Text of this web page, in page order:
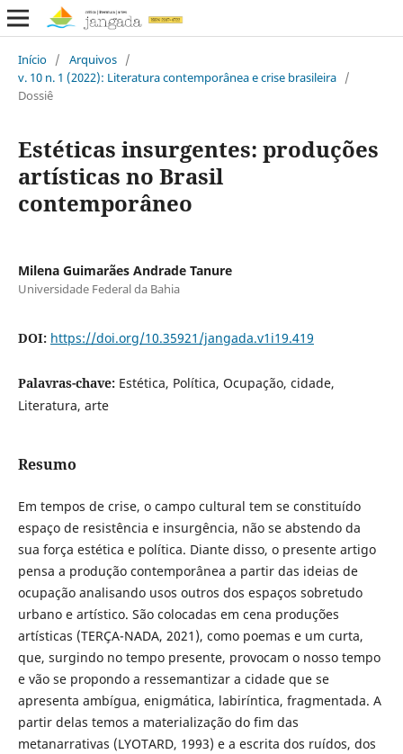
Início / Arquivos /
v. 10 n. 1 (2022): Literatura contemporânea e crise brasileira /
Dossiê
Estéticas insurgentes: produções
artísticas no Brasil
contemporâneo
Milena Guimarães Andrade Tanure
Universidade Federal da Bahia
DOI: https://doi.org/10.35921/jangada.v1i19.419
Palavras-chave: Estética, Política, Ocupação, cidade,
Literatura, arte
Resumo
Em tempos de crise, o campo cultural tem se constituído
espaço de resistência e insurgência, não se abstendo da
sua força estética e política. Diante disso, o presente artigo
pensa a produção contemporânea a partir das ideias de
ocupação analisando usos outros dos espaços sobretudo
urbano e artístico. São colocadas em cena produções
artísticas (TERÇA-NADA, 2021), como poemas e um curta,
que, surgindo no tempo presente, provocam o nosso tempo
e vão se propondo a ressemantizar a cidade que se
apresenta ambígua, enigmática, labiríntica, fragmentada. A
partir delas temos a materialização do fim das
metanarrativas (LYOTARD, 1993) e a escrita dos ruídos, dos